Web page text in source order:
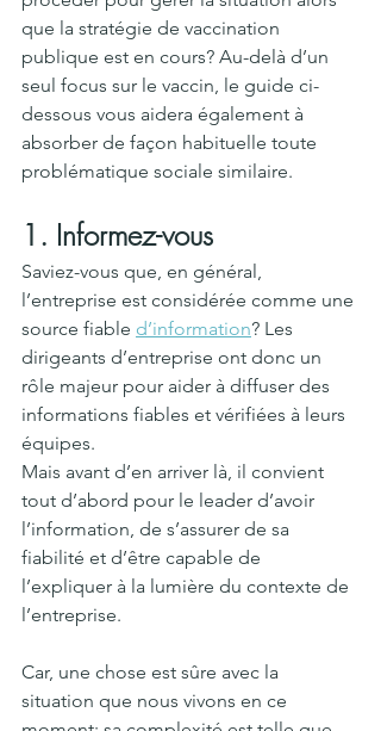
que la stratégie de vaccination
publique est en cours? Au-delà d’un
seul focus sur le vaccin, le guide ci-
dessous vous aidera également à
absorber de façon habituelle toute
problématique sociale similaire.
1. Informez-vous
Saviez-vous que, en général,
l’entreprise est considérée comme une
source fiable d’information? Les
dirigeants d’entreprise ont donc un
rôle majeur pour aider à diffuser des
informations fiables et vérifiées à leurs
équipes.
Mais avant d’en arriver là, il convient
tout d’abord pour le leader d’avoir
l’information, de s’assurer de sa
fiabilité et d’être capable de
l’expliquer à la lumière du contexte de
l’entreprise.
Car, une chose est sûre avec la
situation que nous vivons en ce